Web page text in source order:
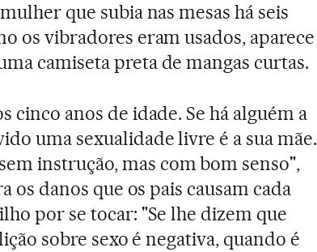
que subia nas mesas há seis
os vibradores eram usados, aparece
camiseta preta de mangas curtas.
cinco anos de idade. Se há alguém a
uma sexualidade livre é a sua mãe.
instrução, mas com bom senso",
os danos que os pais causam cada
por se tocar: "Se lhe dizem que
sobre sexo é negativa, quando é